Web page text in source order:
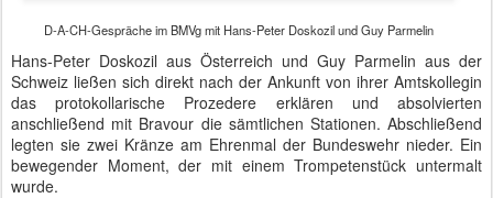
D-A-CH-Gespräche im BMVg mit Hans-Peter Doskozil und Guy Parmelin
Hans-Peter Doskozil aus Österreich und Guy Parmelin aus der
Schweiz ließen sich direkt nach der Ankunft von ihrer Amtskollegin
das protokollarische Prozedere erklären und absolvierten
anschließend mit Bravour die sämtlichen Stationen. Abschließend
legten sie zwei Kränze am Ehrenmal der Bundeswehr nieder. Ein
bewegender Moment, der mit einem Trompetenstück untermalt
wurde.